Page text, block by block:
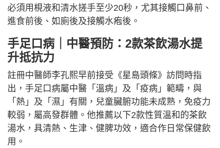
必須用梘液和清水搓手至少20秒，尤其接觸口鼻前、
進食前後、如廁後及接觸水疱後。
手足口病｜中醫預防：2款茶飲湯水提
升抵抗力
註冊中醫師李孔熙早前接受《星島頭條》訪問時指
出，手足口病屬中醫「溫病」及「疫病」範疇，與
「熱」及「濕」有關，兒童臟腑功能未成熟，免疫力
較弱，屬高發群體。他推薦以下2款性質溫和的茶飲
湯水，具清熱、生津、健脾功效，適合作日常保健飲
用。